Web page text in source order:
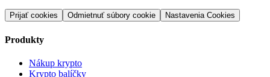
Prijať cookies Odmietnuť súbory cookie Nastavenia Cookies
Produkty
Nákup krypto
Krypto balíčky